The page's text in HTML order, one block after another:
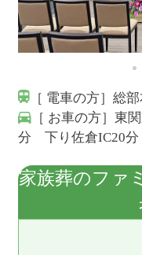
［ 電車の方］総
［ お車の方］東
分 下り佐倉IC20分
家族葬のファ